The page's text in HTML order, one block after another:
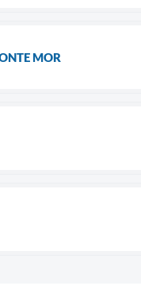
MOR